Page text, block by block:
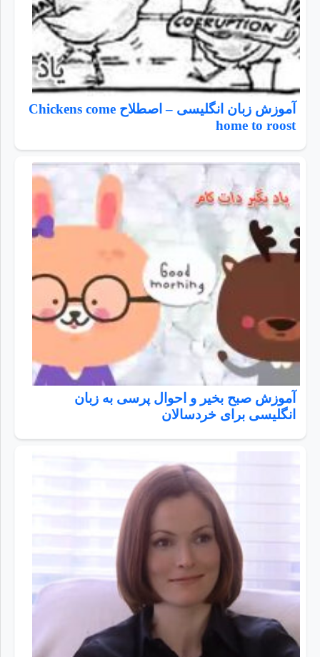
آموزش زبان انگلیسی – اصطلاح Chickens come
home to roost
آموزش صبح بخیر و احوال پرسی به زبان
انگلیسی برای خردسالان